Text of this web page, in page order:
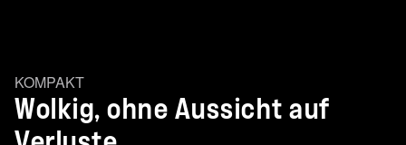
KOMPAKT
Wolkig, ohne Aussicht auf